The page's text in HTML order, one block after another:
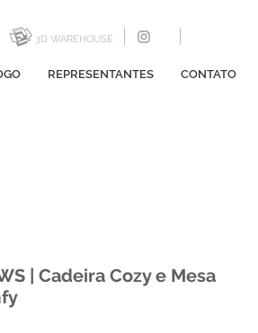
REPRESENTANTES CONTATO
3D WAREHOUSE
| Cadeira Cozy e Mesa